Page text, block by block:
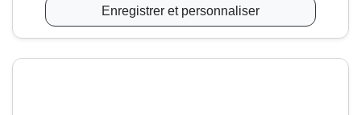
Enregistrer et personnaliser